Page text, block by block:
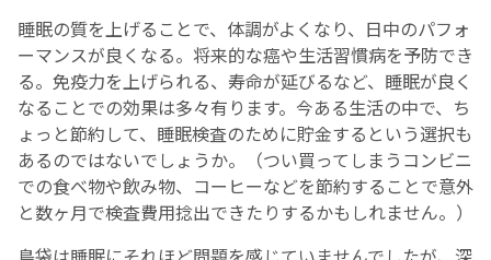
睡眠の質を上げることで、体調がよくなり、日中のパフォ
ーマンスが良くなる。将来的な癌や生活習慣病を予防でき
る。免疫力を上げられる、寿命が延びるなど、睡眠が良く
なることでの効果は多々有ります。今ある生活の中で、ち
ょっと節約して、睡眠検査のために貯金するという選択も
あるのではないでしょうか。（つい買ってしまうコンビニ
での食べ物や飲み物、コーヒーなどを節約することで意外
と数ヶ月で検査費用捻出できたりするかもしれません。）